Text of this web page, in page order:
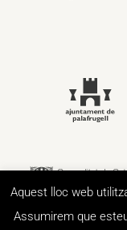
Aquest lloc web
Assumirem que